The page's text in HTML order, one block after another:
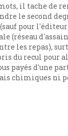
il tache de
le second
pour l'éditeur
(réseau
les repas),
du recul
d'une
chimiques ni